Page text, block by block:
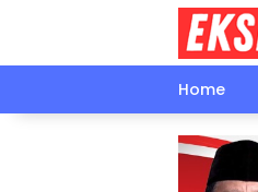
Home